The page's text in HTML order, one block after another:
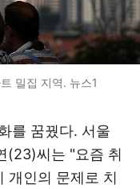
밀집 지역. 뉴스1
를 꿈꿨다. 서울
(23)씨는 "요즘 취
개인의 문제로 치